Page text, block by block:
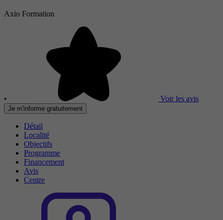
Axio Formation
• Voir les avis
Je m'informe gratuitement
Détail
Localité
Objectifs
Programme
Financement
Avis
Centre